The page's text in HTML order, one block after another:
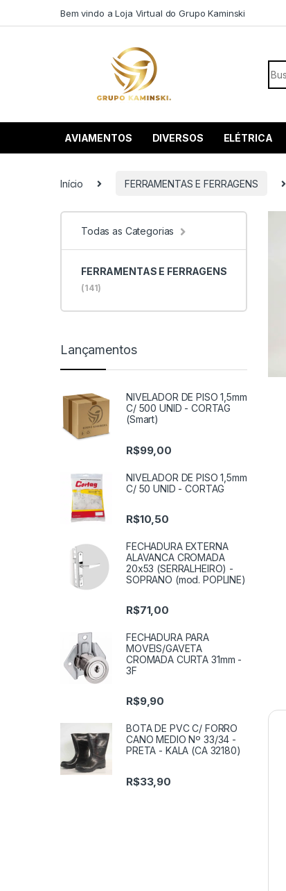
Bem vindo a Loja Virtual do Grupo Kaminski
AVIAMENTOS DIVERSOS ELÉTRICA
Início FERRAMENTAS E FERRAGENS
Todas as Categorias
FERRAMENTAS E FERRAGENS
(141)
Lançamentos
NIVELADOR DE PISO 1,5mm
C/ 500 UNID - CORTAG
(Smart)
R$99,00
NIVELADOR DE PISO 1,5mm
C/ 50 UNID - CORTAG
R$10,50
FECHADURA EXTERNA
ALAVANCA CROMADA
20x53 (SERRALHEIRO) -
SOPRANO (mod. POPLINE)
R$71,00
FECHADURA PARA
MOVEIS/GAVETA
CROMADA CURTA 31mm -
3F
R$9,90
BOTA DE PVC C/ FORRO
CANO MEDIO Nº 33/34 -
PRETA - KALA (CA 32180)
R$33,90